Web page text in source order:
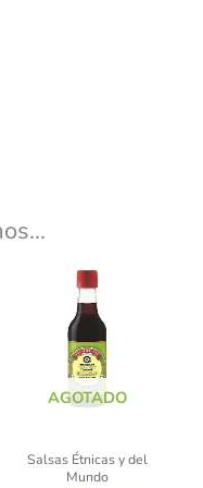
AGOTADO
Salsas Étnicas y del
Mundo